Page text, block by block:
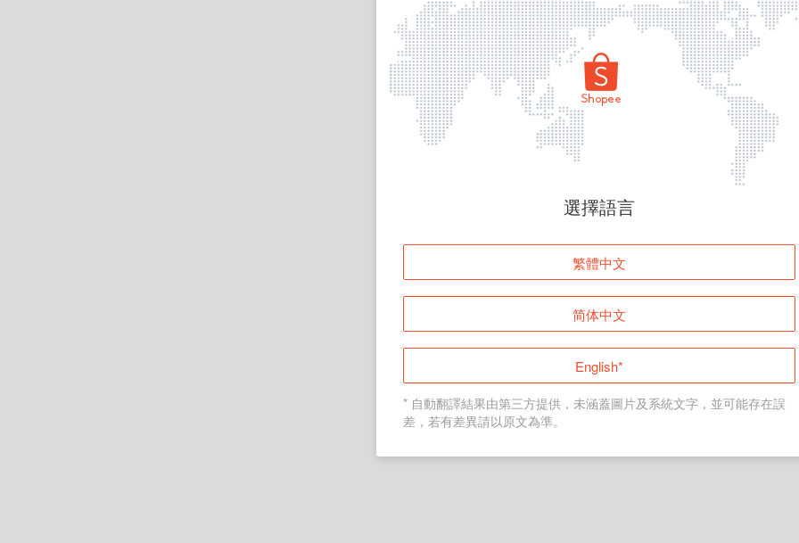
頁面無法顯示
登入
返回首頁
選擇語言
繁體中文
简体中文
English*
* 自動翻譯結果由第三方提供，未涵蓋圖片及系統文字，並可能存在誤
差，若有差異請以原文為準。